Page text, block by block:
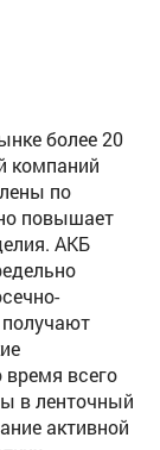
более 20
компаний
по
повышает
АКБ
время всего
в ленточный
активной